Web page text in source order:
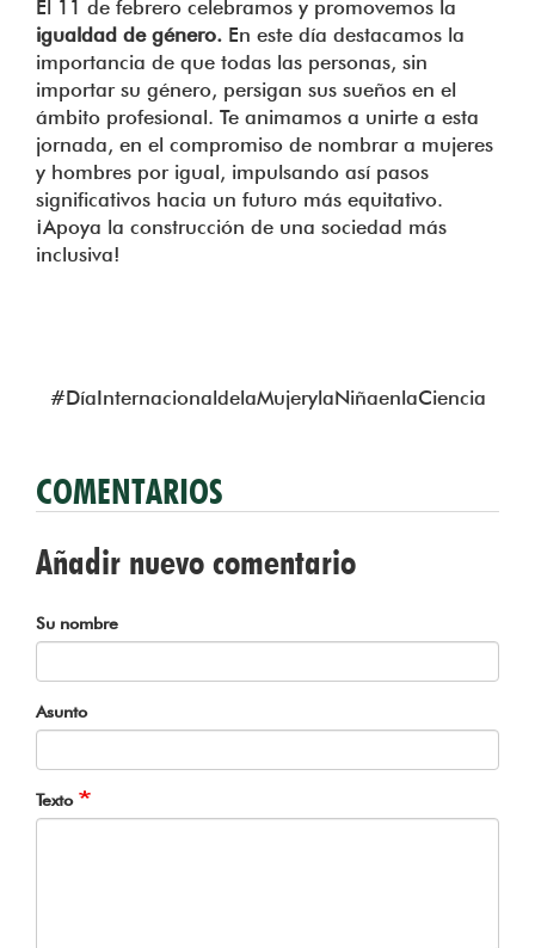
El 11 de febrero celebramos y promovemos la
igualdad de género. En este día destacamos la
importancia de que todas las personas, sin
importar su género, persigan sus sueños en el
ámbito profesional. Te animamos a unirte a esta
jornada, en el compromiso de nombrar a mujeres
y hombres por igual, impulsando así pasos
significativos hacia un futuro más equitativo.
¡Apoya la construcción de una sociedad más
inclusiva!
#DíaInternacionaldelaMujerylaNiñaenlaCiencia
COMENTARIOS
Añadir nuevo comentario
Su nombre
Asunto
Texto